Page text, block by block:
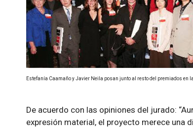
Estefanía Caamaño y Javier Neila posan junto al resto del premiados en
De acuerdo con las opiniones del jurado:
expresión material, el proyecto merece una